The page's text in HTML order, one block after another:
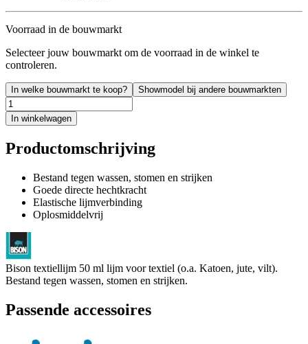
Voorraad in de bouwmarkt
Selecteer jouw bouwmarkt om de voorraad in de winkel te
controleren.
In welke bouwmarkt te koop? Showmodel bij andere bouwmarkten
In winkelwagen
Productomschrijving
Bestand tegen wassen, stomen en strijken
Goede directe hechtkracht
Elastische lijmverbinding
Oplosmiddelvrij
Bison textiellijm 50 ml lijm voor textiel (o.a. Katoen, jute, vilt).
Bestand tegen wassen, stomen en strijken.
Passende accessoires